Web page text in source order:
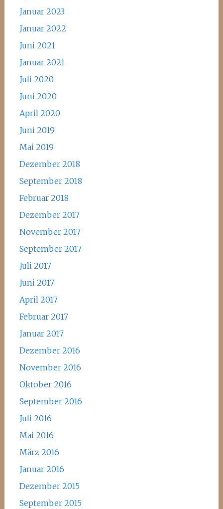
Januar 2023
Januar 2022
Juni 2021
Januar 2021
Juli 2020
Juni 2020
April 2020
Juni 2019
Mai 2019
Dezember 2018
September 2018
Februar 2018
Dezember 2017
November 2017
September 2017
Juli 2017
Juni 2017
April 2017
Februar 2017
Januar 2017
Dezember 2016
November 2016
Oktober 2016
September 2016
Juli 2016
Mai 2016
März 2016
Januar 2016
Dezember 2015
September 2015